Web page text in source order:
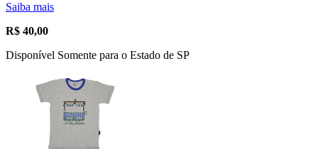
Saiba mais
R$ 40,00
Disponível Somente para o Estado de SP